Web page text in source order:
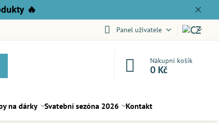
✕
🔥
Panel uživatele
Nákupní košík
0 Kč
na dárky Svatební sezóna 2026 Kontakt